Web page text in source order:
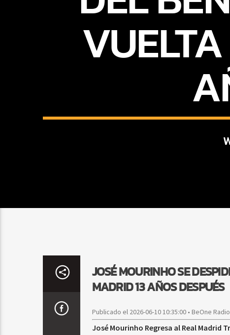
JOSÉ MOURINHO SE
MADRID 13 AÑOS DESPUÉS
Publicado el 2026-06-10 10:35:00 • BeOne
José Mourinho Regresa al Real Madrid